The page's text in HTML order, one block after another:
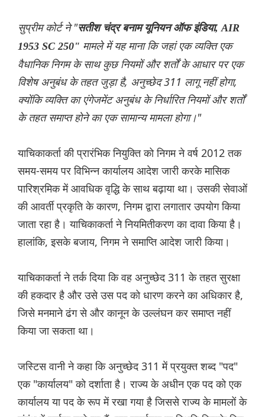
सुप्रीम कोर्ट ने "सतीश चंद्र बनाम यूनियन ऑफ इंडिया, AIR
1953 SC 250" मामले में यह माना कि जहां एक व्यक्ति एक
वैधानिक निगम के साथ कुछ नियमों और शर्तों के आधार पर एक
विशेष अनुबंध के तहत जुड़ा है, अनुच्छेद 311 लागू नहीं होगा,
क्योंकि व्यक्ति का एंगेजमेंट अनुबंध के निर्धारित नियमों और शर्तों
के तहत समाप्त होने का एक सामान्य मामला होगा।"
याचिकाकर्ता की प्रारंभिक नियुक्ति को निगम ने वर्ष 2012 तक
समय-समय पर विभिन्न कार्यालय आदेश जारी करके मासिक
पारिश्रमिक में आवधिक वृद्धि के साथ बढ़ाया था। उसकी सेवाओं
की आवर्ती प्रकृति के कारण, निगम द्वारा लगातार उपयोग किया
जाता रहा है। याचिकाकर्ता ने नियमितीकरण का दावा किया है।
हालांकि, इसके बजाय, निगम ने समाप्ति आदेश जारी किया।
याचिकाकर्ता ने तर्क दिया कि वह अनुच्छेद 311 के तहत सुरक्षा
की हकदार है और उसे उस पद को धारण करने का अधिकार है,
जिसे मनमाने ढंग से और कानून के उल्लंघन कर समाप्त नहीं
किया जा सकता था।
जस्टिस वानी ने कहा कि अनुच्छेद 311 में प्रयुक्त शब्द "पद"
एक "कार्यालय" को दर्शाता है। राज्य के अधीन एक पद को एक
कार्यालय या पद के रूप में रखा गया है जिससे राज्य के मामलों के